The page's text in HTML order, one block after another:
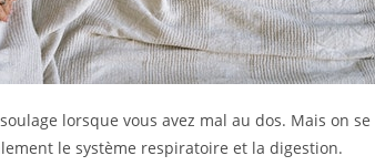
lorsque vous avez mal au dos. Mais on
le système respiratoire et la digestion.